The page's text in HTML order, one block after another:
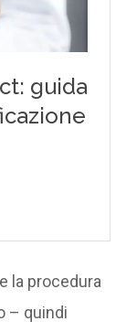
la procedura
– quindi